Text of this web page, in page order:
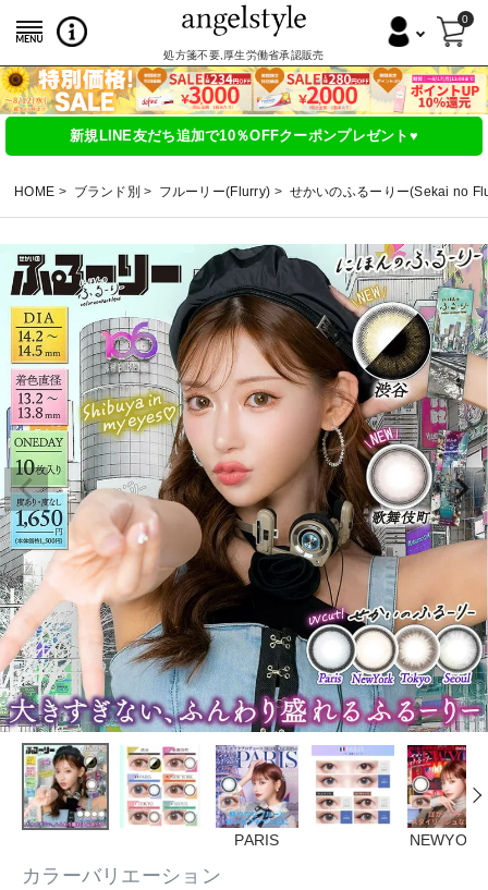
処方箋不要,厚生労働省承認販売
0
新規LINE友だち追加で10％OFFクーポンプレゼント♥
HOME ブランド別 フルーリー(Flurry) せかいのふるーりー(Sekai no
PARIS NEWYORK
カラーバリエーション